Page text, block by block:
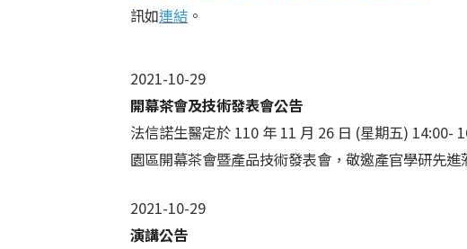
訊如連結 。
2021-10-29
開幕茶會及技術發表會公告
法信諾生醫定於 110 年 11 月 26 日 (星期五) 14:00-
園區開幕茶會暨產品技術發表會， 敬邀產官學研先進
2021-10-29
演講公告